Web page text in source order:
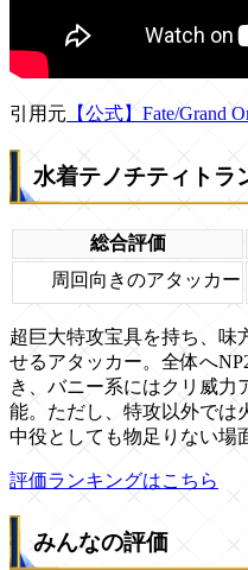
引用元 【公式】Fate/Grand
水着テノチティトラ
総合評価
周回向きのアタッカー
超巨大特攻宝具を持ち、味
せるアタッカー。全体へ
き、バニー系にはクリ威力
能。ただし、特攻以外では
中役としても物足りない場
評価ランキングはこちら
みんなの評価